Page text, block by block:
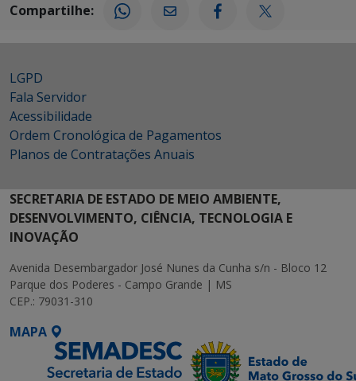
Compartilhe:
LGPD
Fala Servidor
Acessibilidade
Ordem Cronológica de Pagamentos
Planos de Contratações Anuais
SECRETARIA DE ESTADO DE MEIO AMBIENTE,
DESENVOLVIMENTO, CIÊNCIA, TECNOLOGIA E
INOVAÇÃO
Avenida Desembargador José Nunes da Cunha s/n - Bloco 12
Parque dos Poderes - Campo Grande | MS
CEP.: 79031-310
MAPA